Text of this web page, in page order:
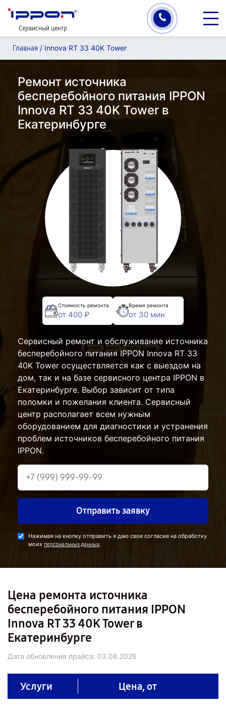
Сервисный центр
Главная / Innova RT 33 40K Tower
Ремонт источника
бесперебойного питания IPPON
Innova RT 33 40K Tower в
Екатеринбурге
Стоимость ремонта
от 400 ₽
Время ремонта
от 30 мин
Сервисный ремонт и обслуживание источника
бесперебойного питания IPPON Innova RT 33
40K Tower осуществляется как с выездом на
дом, так и на базе сервисного центра IPPON в
Екатеринбурге. Выбор зависит от типа
поломки и пожелания клиента. Сервисный
центр располагает всем нужным
оборудованием для диагностики и устранения
проблем источников бесперебойного питания
IPPON.
Отправить заявку
Нажимая на кнопку отправить я даю свое согласие на обработку
моих персональных данных.
Цена ремонта источника
бесперебойного питания IPPON
Innova RT 33 40K Tower в
Екатеринбурге
Дата обновления прайса: 03.08.2026
Услуги Цена, от